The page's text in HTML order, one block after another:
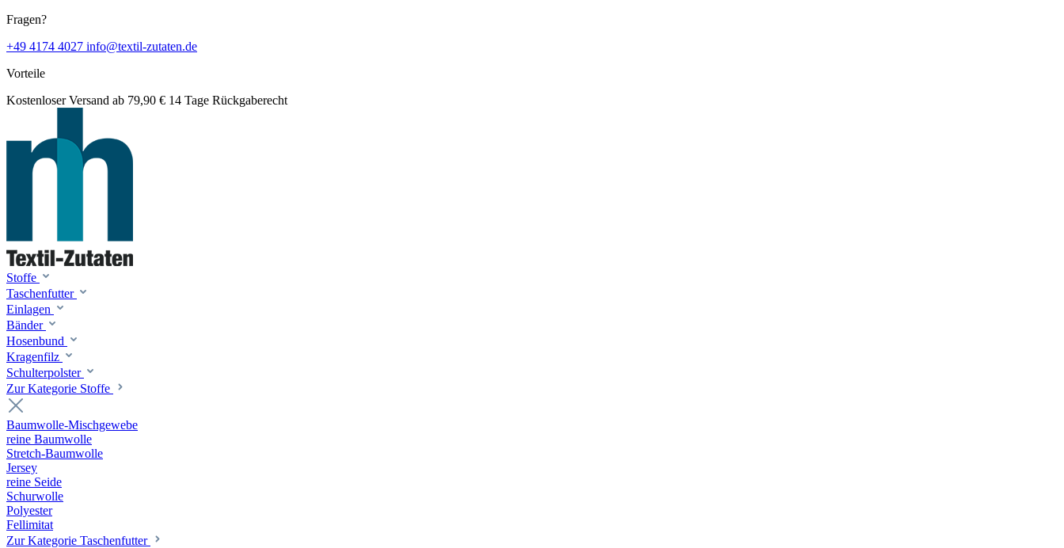
Fragen?
+49 4174 4027 info@textil-zutaten.de
Vorteile
Kostenloser Versand ab 79,90 € 14 Tage Rückgaberecht
Stoffe
Taschenfutter
Einlagen
Bänder
Hosenbund
Kragenfilz
Schulterpolster
Zur Kategorie Stoffe
Baumwolle-Mischgewebe
reine Baumwolle
Stretch-Baumwolle
Jersey
reine Seide
Schurwolle
Polyester
Fellimitat
Zur Kategorie Taschenfutter